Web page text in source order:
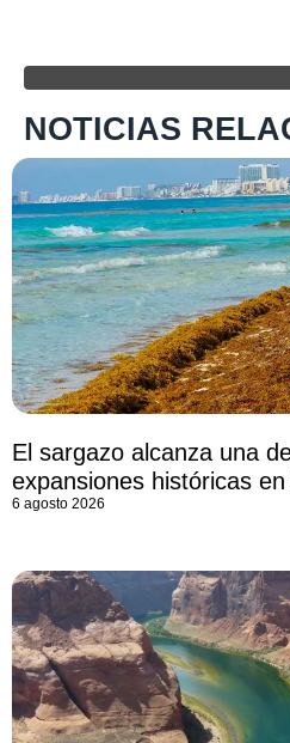
NOTICIAS
El sargazo alcanza una
expansiones históricas
6 agosto 2026